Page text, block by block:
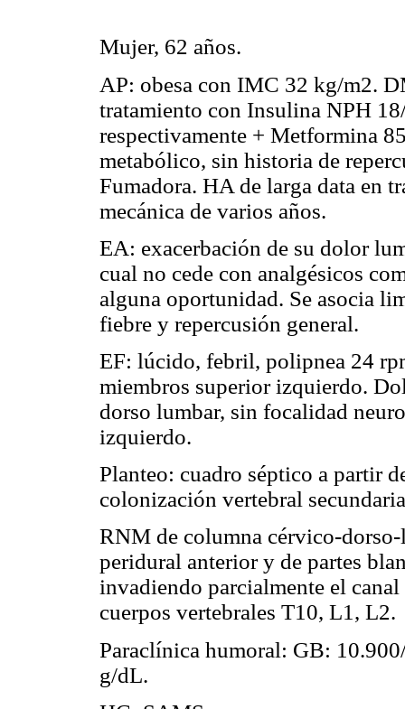
Mujer, 62 años.
AP: obesa con IMC 32 kg/m2.
tratamiento con Insulina NPH
respectivamente + Metformina
metabólico, sin historia de
Fumadora. HA de larga data en
mecánica de varios años.
EA: exacerbación de su dolor
cual no cede con analgésicos
alguna oportunidad. Se asocia
fiebre y repercusión general.
EF: lúcido, febril, polipnea 24
miembros superior izquierdo.
dorso lumbar, sin focalidad
izquierdo.
Planteo: cuadro séptico a partir
colonización vertebral
RNM de columna cérvico-
peridural anterior y de partes
invadiendo parcialmente el
cuerpos vertebrales T10, L1, L2.
Paraclínica humoral: GB:
g/dL.